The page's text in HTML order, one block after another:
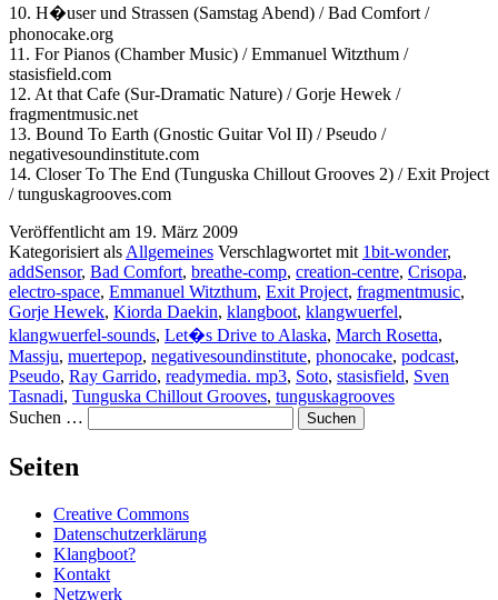
10. H�user und Strassen (Samstag Abend) / Bad Comfort /
phonocake.org
11. For Pianos (Chamber Music) / Emmanuel Witzthum /
stasisfield.com
12. At that Cafe (Sur-Dramatic Nature) / Gorje Hewek /
fragmentmusic.net
13. Bound To Earth (Gnostic Guitar Vol II) / Pseudo /
negativesoundinstitute.com
14. Closer To The End (Tunguska Chillout Grooves 2) / Exit Project
/ tunguskagrooves.com
Veröffentlicht am 19. März 2009
Kategorisiert als Allgemeines Verschlagwortet mit 1bit-wonder,
addSensor, Bad Comfort, breathe-comp, creation-centre, Crisopa,
electro-space, Emmanuel Witzthum, Exit Project, fragmentmusic,
Gorje Hewek, Kiorda Daekin, klangboot, klangwuerfel,
klangwuerfel-sounds, Let�s Drive to Alaska, March Rosetta,
Massju, muertepop, negativesoundinstitute, phonocake, podcast,
Pseudo, Ray Garrido, readymedia. mp3, Soto, stasisfield, Sven
Tasnadi, Tunguska Chillout Grooves, tunguskagrooves
Suchen …
Seiten
Creative Commons
Datenschutzerklärung
Klangboot?
Kontakt
Netzwerk